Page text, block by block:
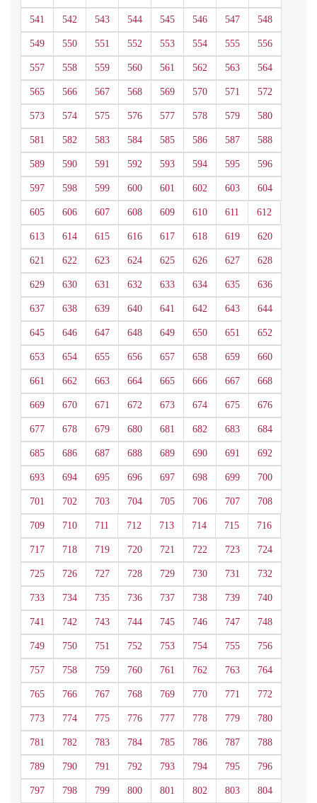
541 542 543 544 545 546 547 548
549 550 551 552 553 554 555 556
557 558 559 560 561 562 563 564
565 566 567 568 569 570 571 572
573 574 575 576 577 578 579 580
581 582 583 584 585 586 587 588
589 590 591 592 593 594 595 596
597 598 599 600 601 602 603 604
605 606 607 608 609 610 611 612
613 614 615 616 617 618 619 620
621 622 623 624 625 626 627 628
629 630 631 632 633 634 635 636
637 638 639 640 641 642 643 644
645 646 647 648 649 650 651 652
653 654 655 656 657 658 659 660
661 662 663 664 665 666 667 668
669 670 671 672 673 674 675 676
677 678 679 680 681 682 683 684
685 686 687 688 689 690 691 692
693 694 695 696 697 698 699 700
701 702 703 704 705 706 707 708
709 710 711 712 713 714 715 716
717 718 719 720 721 722 723 724
725 726 727 728 729 730 731 732
733 734 735 736 737 738 739 740
741 742 743 744 745 746 747 748
749 750 751 752 753 754 755 756
757 758 759 760 761 762 763 764
765 766 767 768 769 770 771 772
773 774 775 776 777 778 779 780
781 782 783 784 785 786 787 788
789 790 791 792 793 794 795 796
797 798 799 800 801 802 803 804